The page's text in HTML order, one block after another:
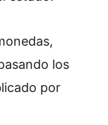
los
por